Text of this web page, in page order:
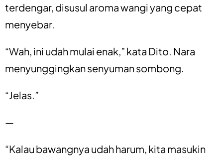
terdengar, disusul aroma wangi yang cepat
menyebar.
“Wah, ini udah mulai enak,” kata Dito. Nara
menyunggingkan senyuman sombong.
“Jelas.”
—
“Kalau bawangnya udah harum, kita masukin